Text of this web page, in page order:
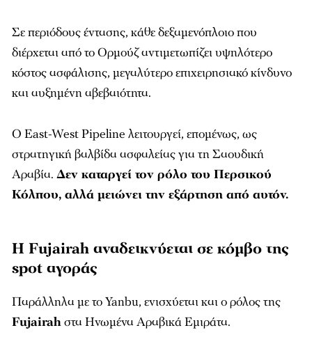
Σε περιόδους έντασης, κάθε δεξαμενόπλοιο που
διέρχεται από το Ορμούζ αντιμετωπίζει υψηλότερο
κόστος ασφάλισης, μεγαλύτερο επιχειρησιακό κίνδυνο
και αυξημένη αβεβαιότητα.
Ο East-West Pipeline λειτουργεί, επομένως, ως
στρατηγική βαλβίδα ασφαλείας για τη Σαουδική
Αραβία. Δεν καταργεί τον ρόλο του Περσικού
Κόλπου, αλλά μειώνει την εξάρτηση από αυτόν.
Η Fujairah αναδεικνύεται σε κόμβο της
spot αγοράς
Παράλληλα με το Yanbu, ενισχύεται και ο ρόλος της
Fujairahστα Ηνωμένα Αραβικά Εμιράτα.